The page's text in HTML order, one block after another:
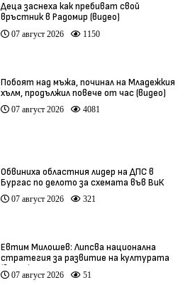
Деца заснеха как пребиват свой
връстник в Радомир (видео)
07 август 2026 1150
Побоят над мъжа, починал на Младежкия
хълм, продължил повече от час (видео)
07 август 2026 4081
Обвиниха областния лидер на ДПС в
Бургас по делото за схемата във ВиК
07 август 2026 321
Евтим Милошев: Липсва национална
стратегия за развитие на културата
(видео)
07 август 2026 51